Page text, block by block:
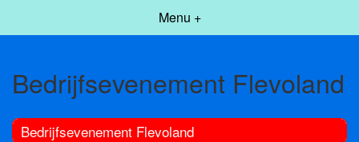
Menu +
Bedrijfsevenement Flevoland
Bedrijfsevenement Flevoland